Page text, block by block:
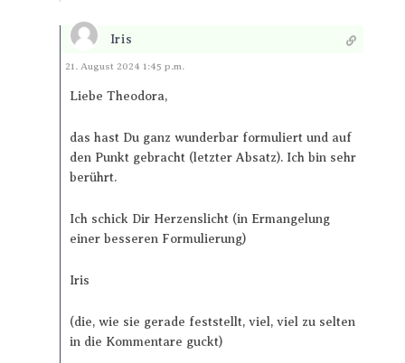
Iris
Antworten
21. August 2024 1:45 p.m.
Liebe Theodora,
das hast Du ganz wunderbar formuliert und auf
den Punkt gebracht (letzter Absatz). Ich bin sehr
berührt.
Ich schick Dir Herzenslicht (in Ermangelung
einer besseren Formulierung)
Iris
(die, wie sie gerade feststellt, viel, viel zu selten
in die Kommentare guckt)